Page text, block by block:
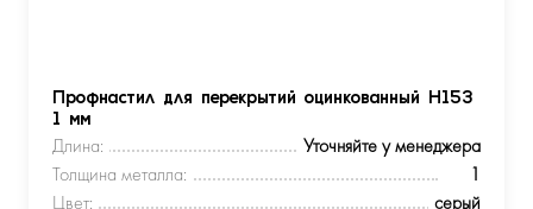
Профнастил для перекрытий оцинкованный Н153
1 мм
Длина:
Уточняйте у менеджера
Толщина металла:
1
Цвет:
серый